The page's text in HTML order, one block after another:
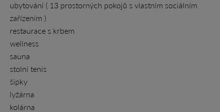
ubytování ( 13 prostorných pokojů s vlastním sociálním
zařízením )
restaurace s krbem
wellness
sauna
stolní tenis
šipky
lyžárna
kolárna